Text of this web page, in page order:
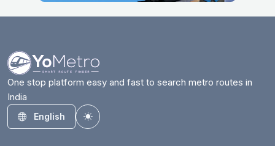
One stop platform easy and fast to search metro routes in
India
English
Toggle theme